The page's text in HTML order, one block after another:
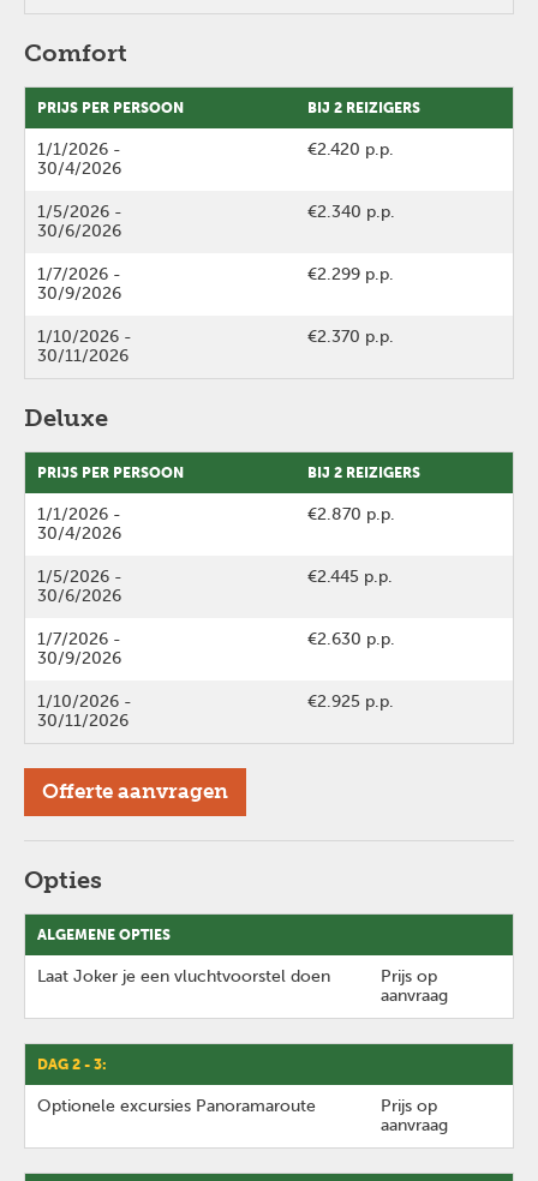
Comfort
PRIJS PER PERSOON BIJ 2 REIZIGERS
1/1/2026 -
30/4/2026
€2.420 p.p.
1/5/2026 -
30/6/2026
€2.340 p.p.
1/7/2026 -
30/9/2026
€2.299 p.p.
1/10/2026 -
30/11/2026
€2.370 p.p.
Deluxe
PRIJS PER PERSOON BIJ 2 REIZIGERS
1/1/2026 -
30/4/2026
€2.870 p.p.
1/5/2026 -
30/6/2026
€2.445 p.p.
1/7/2026 -
30/9/2026
€2.630 p.p.
1/10/2026 -
30/11/2026
€2.925 p.p.
Offerte aanvragen
Opties
ALGEMENE OPTIES
Laat Joker je een vluchtvoorstel doen
Prijs op
aanvraag
DAG 2 - 3:
Optionele excursies Panoramaroute
Prijs op
aanvraag